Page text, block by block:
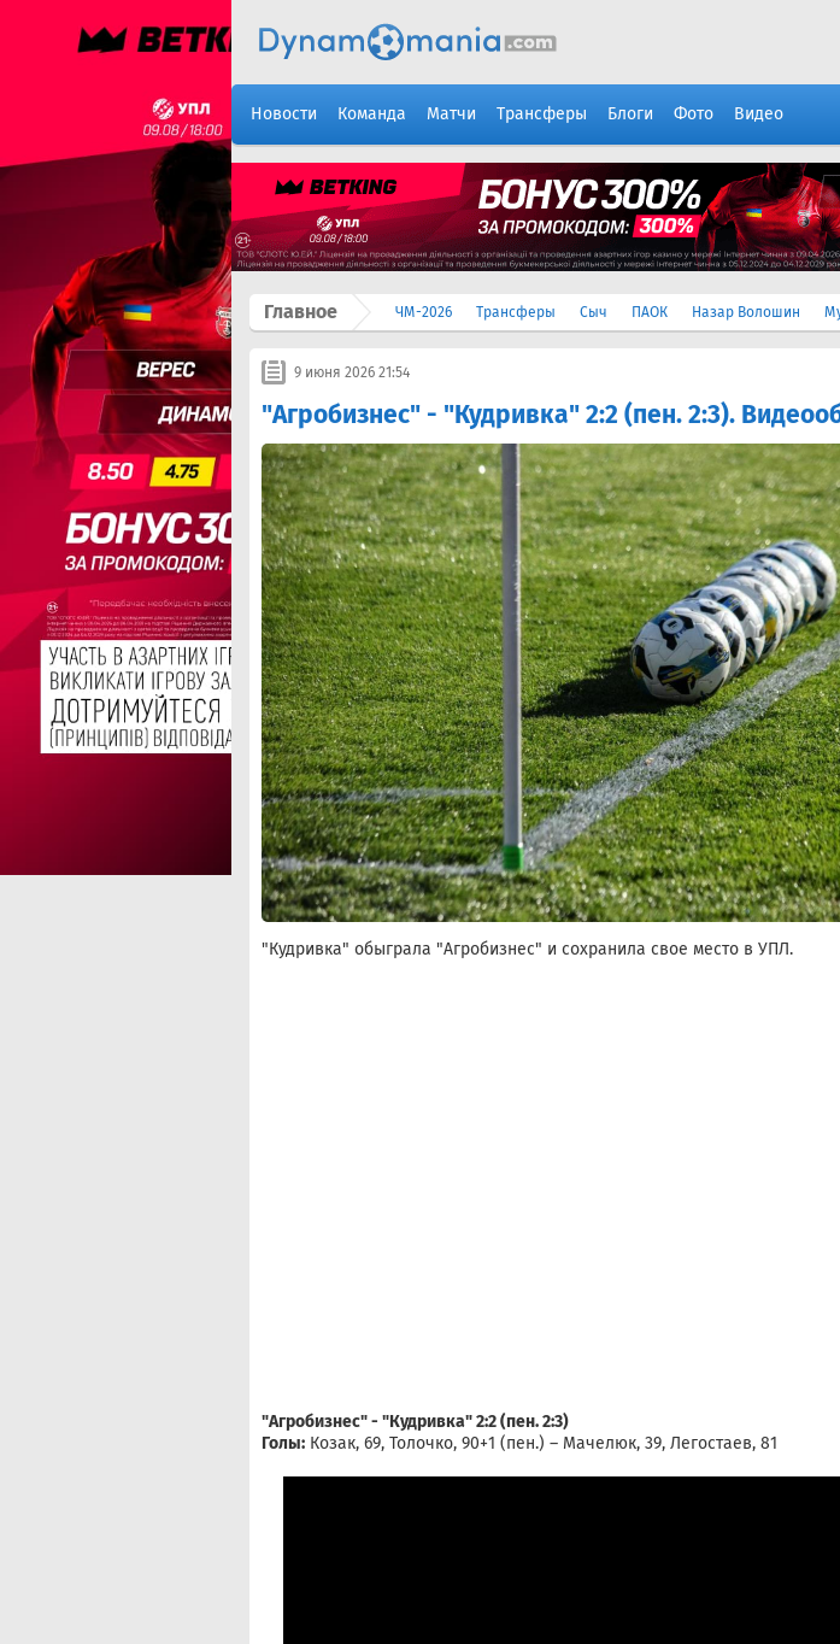
Новости Команда Матчи Трансферы Блоги Фото Видео
Главное ЧМ-2026 Трансферы Сыч ПАОК Назар Волошин
9 июня 2026 21:54
"Агробизнес" - "Кудривка" 2:2 (пен. 2:3).
"Кудривка" обыграла "Агробизнес" и сохранила свое место в УПЛ.
"Агробизнес" - "Кудривка" 2:2 (пен. 2:3)
Голы: Козак, 69, Толочко, 90+1 (пен.) – Мачелюк, 39, Легостаев, 81